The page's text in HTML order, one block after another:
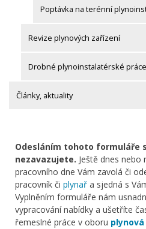
Poptávka na terénní
Revize plynových zařízení
Drobné plynoinstalatérské práce
Články, aktuality
Odesláním tohoto formuláře
nezavazujete. Ještě dnes
pracovního dne Vám zavolá či
pracovník či plynař a sjedná s
Vyplněním formuláře nám
vypracování nabídky a ušetříte
řemeslné práce v oboru